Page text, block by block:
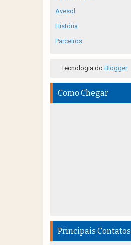
Avesol
História
Parceiros
Tecnologia doBlogger.
Como Chegar
Principais Contatos